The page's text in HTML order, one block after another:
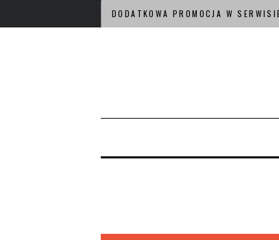
DODATKOWA PROMOCJA W